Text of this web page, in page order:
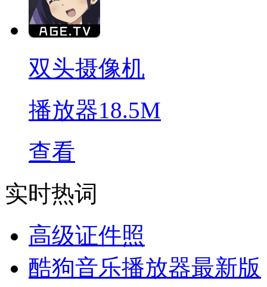
双头摄像机
播放器18.5M
查看
实时热词
高级证件照
酷狗音乐播放器最新版